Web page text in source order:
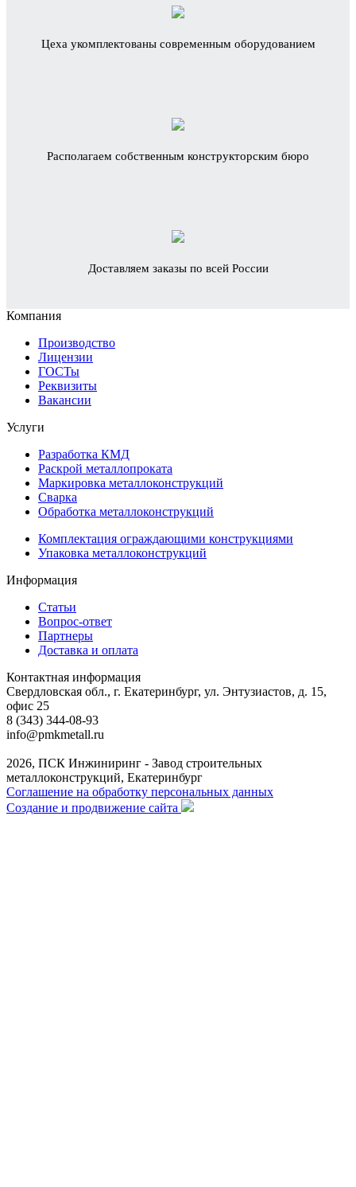
Цеха укомплектованы современным оборудованием
Располагаем собственным конструкторским бюро
Доставляем заказы по всей России
Компания
Производство
Лицензии
ГОСТы
Реквизиты
Вакансии
Услуги
Разработка КМД
Раскрой металлопроката
Маркировка металлоконструкций
Сварка
Обработка металлоконструкций
Комплектация ограждающими конструкциями
Упаковка металлоконструкций
Информация
Статьи
Вопрос-ответ
Партнеры
Доставка и оплата
Контактная информация
Свердловская обл., г. Екатеринбург, ул. Энтузиастов, д. 15,
офис 25
8 (343) 344-08-93
info@pmkmetall.ru
2026, ПСК Инжиниринг - Завод строительных
металлоконструкций, Екатеринбург
Соглашение на обработку персональных данных
Создание и продвижение сайта